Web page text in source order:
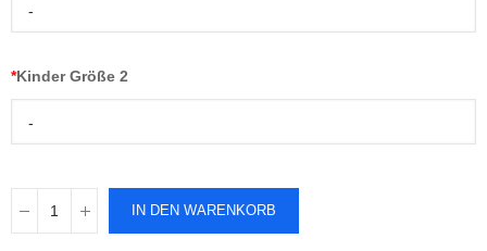
-
*Kinder Größe 2
-
IN DEN WARENKORB